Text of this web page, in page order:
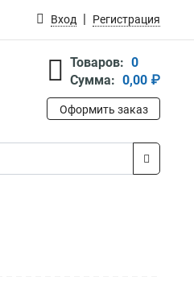
Вход Регистрация
Товаров: 0
Сумма: 0,00 ₽
Оформить заказ